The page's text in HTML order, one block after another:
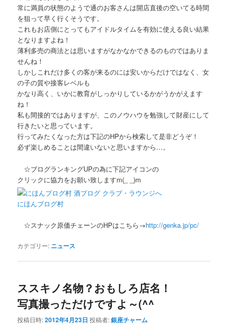
常に満員の状態のようで通のお客さんは開店直後の空いてる時間
を狙って早く行くそうです。
これもお店側にとってもアイドルタイムを有効に使える良い結果
となりますよね！
薄利多売の商法とは思いますがなかなかできるのものではありま
せんね！
しかしこれだけ多くの客が来るのには安いからだけではなく、女
の子の質や接客レベルも
かなり高く、いかに教育がしっかりしているかがうかがえます
ね！
私も間接的ではありますが、このノウハウを勉強して財産にして
行きたいと思っています。
行ってみたくなった方は下記のHPから検索して是非どうぞ！
必ず楽しめることは間違いないと思いますから…。
☆ブログランキングUPの為に下記アイコンの
クリックに協力をお願い致しますm(_ _)m
にほんブログ村
☆スナック原価チェーンのHPはこちら→http://genka.jp/pc/
カテゴリー: ニュース
ススキノ名物？おもしろ店名！
写真撮っただけですよ～(^^ゞ
投稿日時:2012年4月23日 投稿者:銀座チャーム